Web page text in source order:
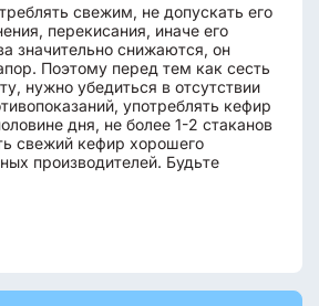
свежим, не допускать его
перекисания, иначе его
значительно снижаются, он
Поэтому перед тем как сесть
нужно убедиться в отсутствии
употреблять кефир
дня, не более 1-2 стаканов
свежий кефир хорошего
производителей. Будьте